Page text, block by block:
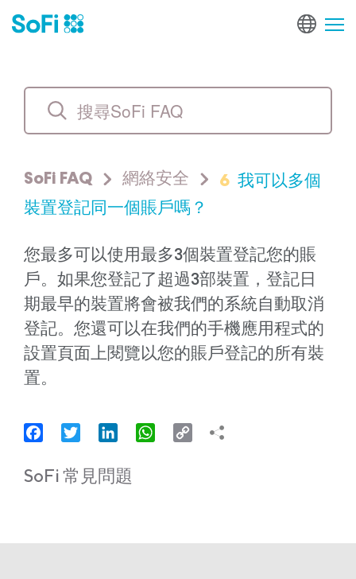
SoFi FAQ 網絡安全 6 我可以多個
裝置登記同一個賬戶嗎？
您最多可以使用最多3個裝置登記您的賬
戶。如果您登記了超過3部裝置，登記日
期最早的裝置將會被我們的系統自動取消
登記。您還可以在我們的手機應用程式的
設置頁面上閱覽以您的賬戶登記的所有裝
置。
FacebookTwitter LinkedInWhatsApp
Copy
SoFi 常見問題